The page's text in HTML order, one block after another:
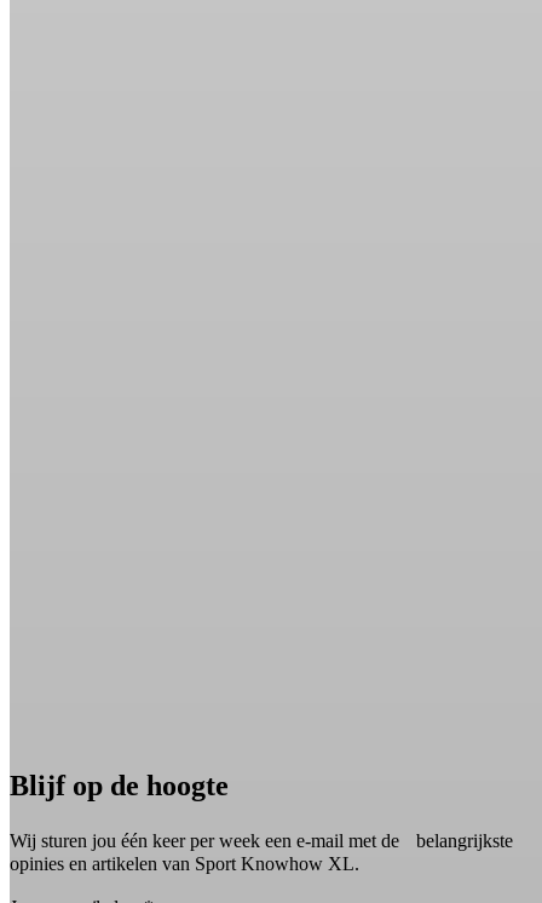
Blijf op de hoogte
Wij sturen jou één keer per week een e-mail met de belangrijkste
opinies en artikelen van Sport Knowhow XL.